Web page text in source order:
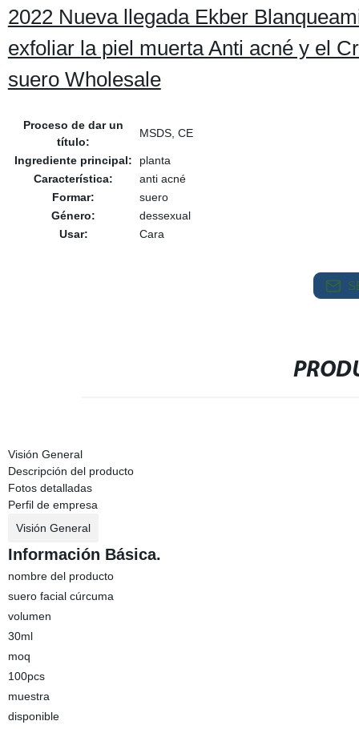
2022 Nueva llegada Ekber
exfoliar la piel muerta Anti acné y el
suero Wholesale
Proceso de dar un
título:
MSDS, CE
Ingrediente principal:
planta
Característica:
anti acné
Formar:
suero
Género:
dessexual
Usar:
Cara
Visión General
Descripción del producto
Fotos detalladas
Perfil de empresa
Visión General
Información Básica.
nombre del producto
suero facial cúrcuma
volumen
30ml
moq
100pcs
muestra
disponible